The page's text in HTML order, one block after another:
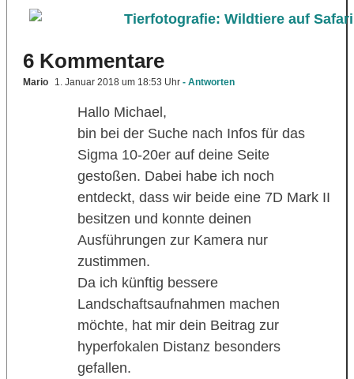
6 Kommentare
Mario 1. Januar 2018 um 18:53 Uhr - Antworten
Hallo Michael,
bin bei der Suche nach Infos für das
Sigma 10-20er auf deine Seite
gestoßen. Dabei habe ich noch
entdeckt, dass wir beide eine 7D Mark II
besitzen und konnte deinen
Ausführungen zur Kamera nur
zustimmen.
Da ich künftig bessere
Landschaftsaufnahmen machen
möchte, hat mir dein Beitrag zur
hyperfokalen Distanz besonders
gefallen.